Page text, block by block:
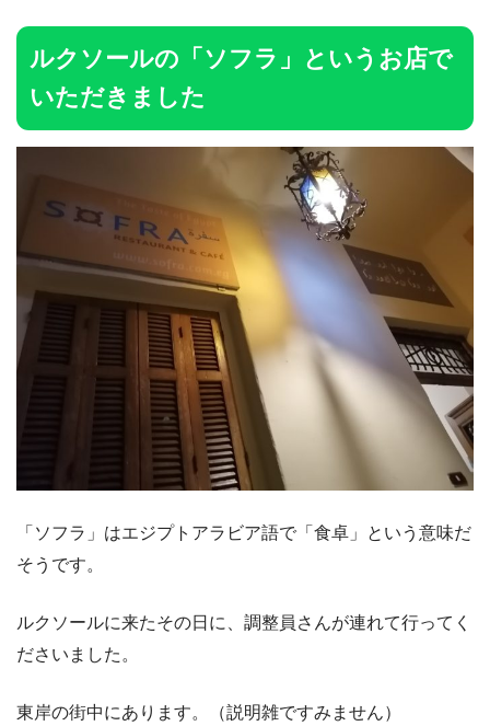
ルクソールの「ソフラ」というお店で
いただきました
「ソフラ」はエジプトアラビア語で「食卓」という意味だ
そうです。
ルクソールに来たその日に、調整員さんが連れて行ってく
ださいました。
東岸の街中にあります。（説明雑ですみません）